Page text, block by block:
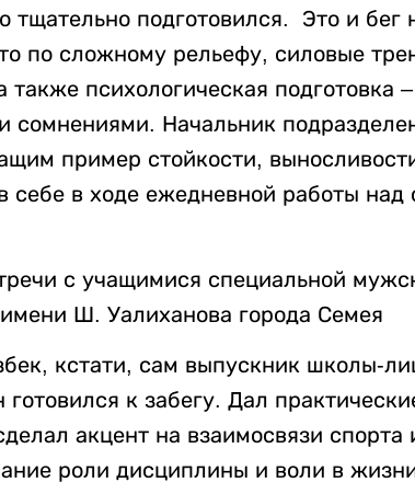
тщательно подготовился. Это и бег
по сложному рельефу, силовые
также психологическая подготовка
сомнениями. Начальник
пример стойкости,
себе в ходе ежедневной работы над
с учащимися специальной
Ш. Уалиханова города Семея
кстати, сам выпускник школы-
готовился к забегу. Дал
акцент на взаимосвязи
роли дисциплины и воли в